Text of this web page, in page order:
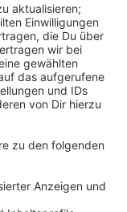
lief in Richtung
worden war,